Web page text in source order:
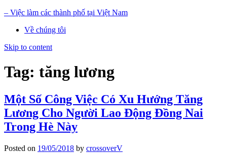
– Việc làm các thành phố tại Việt Nam
Về chúng tôi
Skip to content
Tag: tăng lương
Một Số Công Việc Có Xu Hướng Tăng
Lương Cho Người Lao Động Đồng Nai
Trong Hè Này
Posted on 19/05/2018 by crossoverV